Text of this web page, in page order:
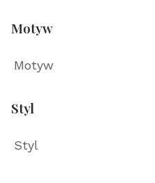
Motyw
Motyw
Styl
Styl